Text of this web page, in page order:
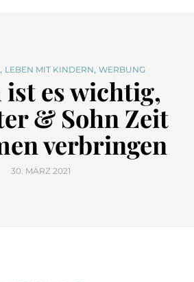
, LEBEN MIT KINDERN, WERBUNG
es wichtig,
& Sohn Zeit
verbringen
30. MÄRZ 2021